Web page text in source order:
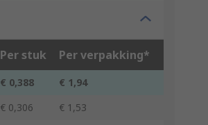
Per stuk Per verpakking*
€ 0,388
€ 1,94
€ 0,306
€ 1,53